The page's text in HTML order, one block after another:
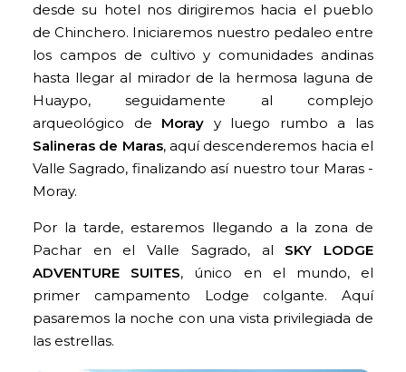
desde su hotel nos dirigiremos hacia el pueblo
de Chinchero. Iniciaremos nuestro pedaleo entre
los campos de cultivo y comunidades andinas
hasta llegar al mirador de la hermosa laguna de
Huaypo, seguidamente al complejo
arqueológico de Moray y luego rumbo a las
Salineras de Maras, aquí descenderemos hacia el
Valle Sagrado, finalizando así nuestro tour Maras -
Moray.
Por la tarde, estaremos llegando a la zona de
Pachar en el Valle Sagrado, al SKY LODGE
ADVENTURE SUITES, único en el mundo, el
primer campamento Lodge colgante. Aquí
pasaremos la noche con una vista privilegiada de
las estrellas.